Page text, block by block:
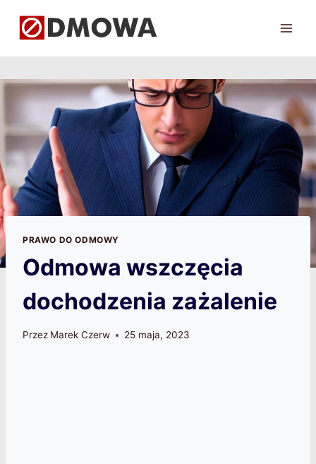
PRAWO DO ODMOWY
Odmowa wszczęcia
dochodzenia zażalenie
Przez Marek Czerw 25 maja, 2023